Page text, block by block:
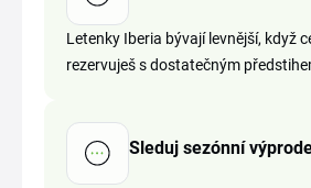
Letenky Iberia bývají levnější, když
rezervuješ s dostatečným
Sleduj sezónní